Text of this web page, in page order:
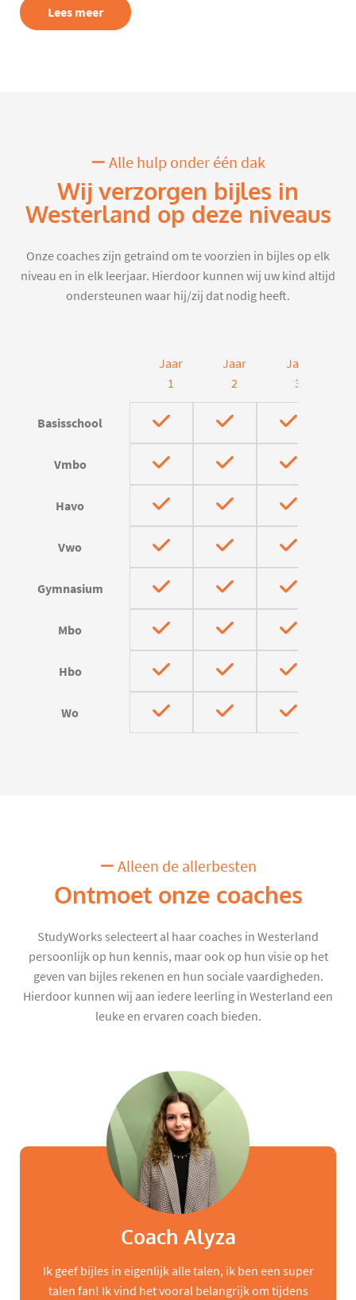
Lees meer
Alle hulp onder één dak
Wij verzorgen bijles in
Westerland op deze niveaus
Onze coaches zijn getraind om te voorzien in bijles op elk
niveau en in elk leerjaar. Hierdoor kunnen wij uw kind altijd
ondersteunen waar hij/zij dat nodig heeft.
Jaar
1
Jaar
2
Jaar
3
Basisschool
Vmbo
Havo
Vwo
Gymnasium
Mbo
Hbo
Wo
Alleen de allerbesten
Ontmoet onze coaches
StudyWorks selecteert al haar coaches in Westerland
persoonlijk op hun kennis, maar ook op hun visie op het
geven van bijles rekenen en hun sociale vaardigheden.
Hierdoor kunnen wij aan iedere leerling in Westerland een
leuke en ervaren coach bieden.
Coach Alyza
Ik geef bijles in eigenlijk alle talen, ik ben een super
talen fan! Ik vind het vooral belangrijk om tijdens